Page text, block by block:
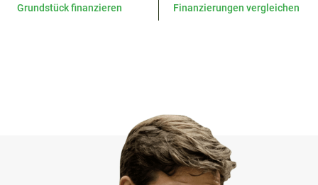
Grundstück finanzieren
Finanzierungen vergleichen